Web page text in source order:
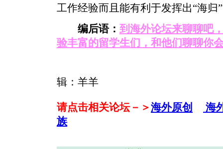
工作经验而且能有利于发挥出“海归
编后语： 到海外论坛来聊聊吧
验丰富的留学生们，和他们聊聊你
辑：羊羊
请点击相关论坛－＞海外原创
海
族